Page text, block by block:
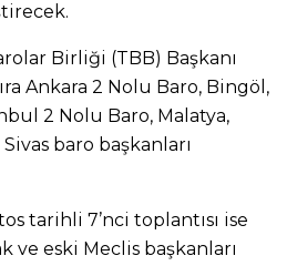
Birliği (TBB) Başkanı
Ankara 2 Nolu Baro, Bingöl,
2 Nolu Baro, Malatya,
baro başkanları
tarihli 7’nci toplantısı ise
ve eski Meclis başkanları